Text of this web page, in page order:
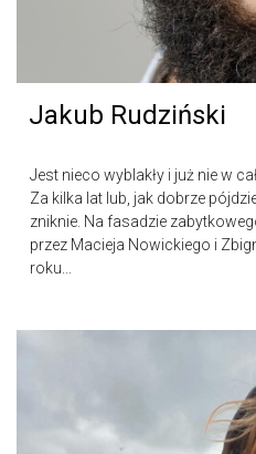
Jakub Rudziński
Jest nieco wyblakły i już nie w
Za kilka lat lub, jak dobrze
zniknie. Na fasadzie
przez Macieja Nowickiego i
roku...